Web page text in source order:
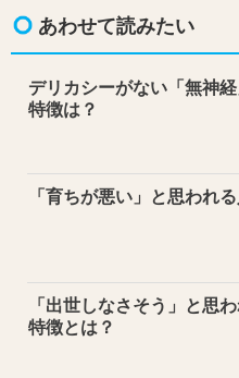
あわせて読みたい
デリカシーがない「無神
特徴は？
「育ちが悪い」と思われ
「出世しなさそう」と思
特徴とは？